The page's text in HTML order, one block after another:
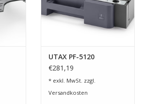
UTAX PF-5120
€281,19
* exkl. MwSt. zzgl.
Versandkosten